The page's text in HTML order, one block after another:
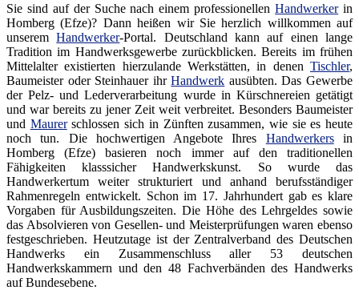
Sie sind auf der Suche nach einem professionellenHandwerkerin
Homberg (Efze)? Dann heißen wir Sie herzlich willkommen auf
unseremHandwerker-Portal. Deutschland kann auf einen lange
Tradition im Handwerksgewerbe zurückblicken. Bereits im frühen
Mittelalter existierten hierzulande Werkstätten, in denen Tischler,
Baumeister oder Steinhauer ihrHandwerk ausübten. Das Gewerbe
der Pelz- und Lederverarbeitung wurde in Kürschnereien getätigt
und war bereits zu jener Zeit weit verbreitet. Besonders Baumeister
und Maurerschlossen sich in Zünften zusammen, wie sie es heute
noch tun. Die hochwertigen Angebote Ihres Handwerkersin
Homberg (Efze) basieren noch immer auf den traditionellen
Fähigkeiten klasssicher Handwerkskunst. So wurde das
Handwerkertum weiter strukturiert und anhand berufsständiger
Rahmenregeln entwickelt. Schon im 17. Jahrhundert gab es klare
Vorgaben für Ausbildungszeiten. Die Höhe des Lehrgeldes sowie
das Absolvieren von Gesellen- und Meisterprüfungen waren ebenso
festgeschrieben. Heutzutage ist der Zentralverband des Deutschen
Handwerks ein Zusammenschluss aller 53 deutschen
Handwerkskammern und den 48 Fachverbänden des Handwerks
auf Bundesebene.